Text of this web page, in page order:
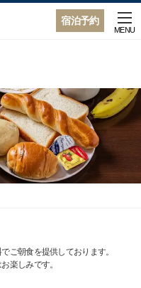
宿泊予約
MENU
ご朝食を提供しております。
楽しみです。